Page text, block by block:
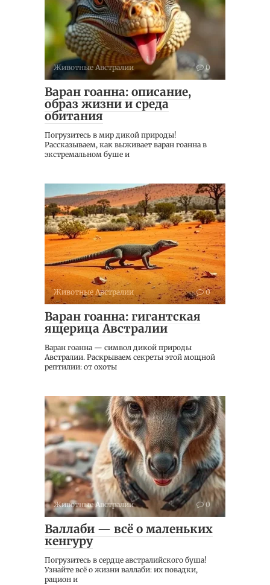
Животные Австралии 0
Варан гоанна: описание,
образ жизни и среда
обитания
Погрузитесь в мир дикой природы!
Рассказываем, как выживает варан гоанна в
экстремальном буше и
Животные Австралии 0
Варан гоанна: гигантская
ящерица Австралии
Варан гоанна — символ дикой природы
Австралии. Раскрываем секреты этой мощной
рептилии: от охоты
Животные Австралии 0
Валлаби — всё о маленьких
кенгуру
Погрузитесь в сердце австралийского буша!
Узнайте всё о жизни валлаби: их повадки,
рацион и